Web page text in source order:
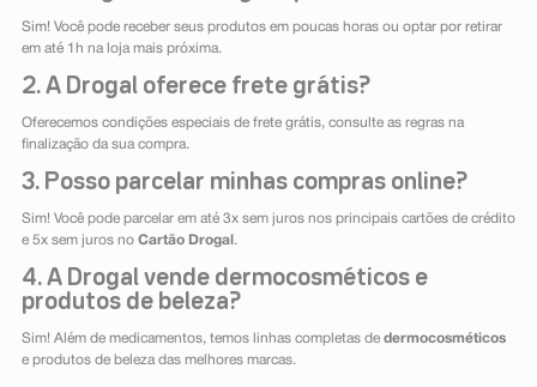
Sim! Você pode receber seus produtos em poucas horas ou optar por retirar
em até 1h na loja mais próxima.
2. A Drogal oferece frete grátis?
Oferecemos condições especiais de frete grátis, consulte as regras na
finalização da sua compra.
3. Posso parcelar minhas compras online?
Sim! Você pode parcelar em até 3x sem juros nos principais cartões de crédito
e 5x sem juros no Cartão Drogal .
4. A Drogal vende dermocosméticos e
produtos de beleza?
Sim! Além de medicamentos, temos linhas completas de dermocosméticos
e produtos de beleza das melhores marcas.